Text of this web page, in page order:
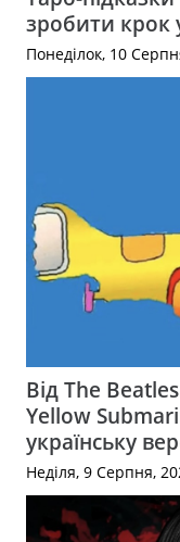
зробити крок
Понеділок, 10
Від The
Yellow
українську
Неділя, 9 Серпня,